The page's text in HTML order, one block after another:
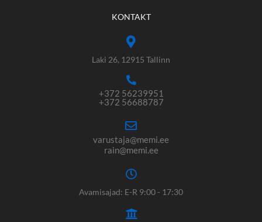
KONTAKT
Laki 26, 12915 Tallinn
+372 56239951
+372 56688787
varustaja@memi.ee
rain@memi.ee
Avamisajad: E-R 9:00 - 17:30